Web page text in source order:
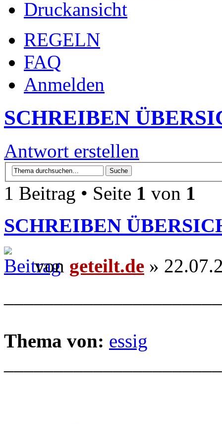
Druckansicht
REGELN
FAQ
Anmelden
SCHREIBEN
Antwort erstellen
1 Beitrag • Seite 1 von 1
SCHREIBEN
von geteilt.de »
Thema von: essig